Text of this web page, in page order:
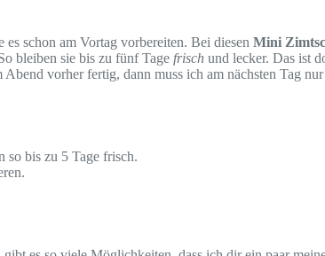
schon am Vortag vorbereiten. Bei diesen Mini
bleiben sie bis zu fünf Tage frisch und lecker. Das ist
vorher fertig, dann muss ich am nächsten Tag
so bis zu 5 Tage frisch.